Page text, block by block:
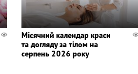
Місячний календар краси
та догляду за тілом на
серпень 2026 року